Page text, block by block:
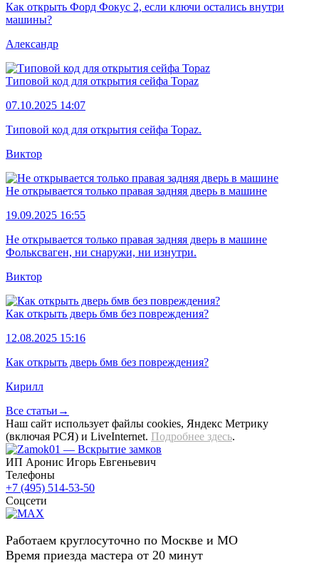
Как открыть Форд Фокус 2, если ключи остались внутри
машины?
Александр
Типовой код для открытия сейфа Topaz
07.10.2025 14:07
Типовой код для открытия сейфа Topaz.
Виктор
Не открывается только правая задняя дверь в машине
19.09.2025 16:55
Не открывается только правая задняя дверь в машине
Фольксваген, ни снаружи, ни изнутри.
Виктор
Как открыть дверь бмв без повреждения?
12.08.2025 15:16
Как открыть дверь бмв без повреждения?
Кирилл
Все статьи→
Наш сайт использует файлы cookies, Яндекс Метрику
(включая РСЯ) и LiveInternet. Подробнее здесь.
ИП Аронис Игорь Евгеньевич
Телефоны
+7 (495) 514-53-50
Соцсети
Работаем круглосуточно по Москве и МО
Время приезда мастера от 20 минут